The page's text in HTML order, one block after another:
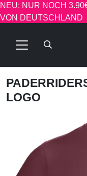
NEU: NUR NOCH
VON DEUTSCHLAND
LOGO